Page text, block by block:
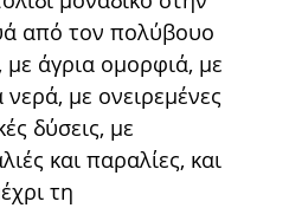
από τον πολύβουο
με άγρια ομορφιά, με
με ονειρεμένες
δύσεις, με
και παραλίες, και
τη